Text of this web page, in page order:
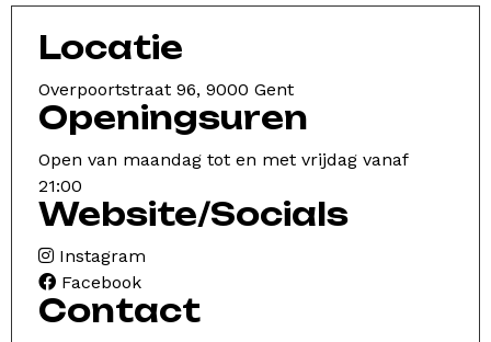
Locatie
Overpoortstraat 96, 9000 Gent
Openingsuren
Open van maandag tot en met vrijdag vanaf
21:00
Website/Socials
Instagram
Facebook
Contact